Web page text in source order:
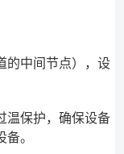
的中间节点），设
温保护，确保设备
。